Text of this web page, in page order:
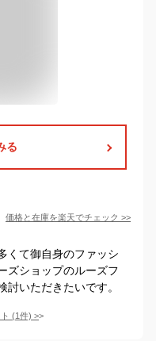
る
価格と在庫を楽天でチェック >>
くて御自身のファッシ
ズショップのルーズフ
討いただきたいです。
(1件) >